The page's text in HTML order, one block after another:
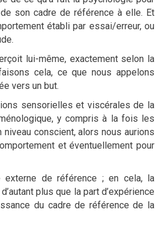
son cadre de référence à elle. Et
établi par essai/erreur, ou
lui-même, exactement selon la
cela, ce que nous appelons
vers un but.
sensorielles et viscérales de la
y compris à la fois les
conscient, alors nous aurions
et éventuellement pour
externe de référence ; en cela, la
plus que la part d’expérience
du cadre de référence de la